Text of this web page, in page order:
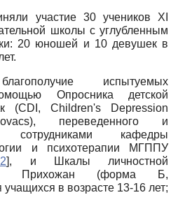
участие 30 учеников XI
школы с углубленным
20 юношей и 10 девушек в
испытуемых
Опросника детской
(CDI, Children's Depression
переведенного и
сотрудниками кафедры
и психотерапии МГППУ
], и Шкалы личностной
Прихожан (форма Б,
в возрасте 13-16 лет;